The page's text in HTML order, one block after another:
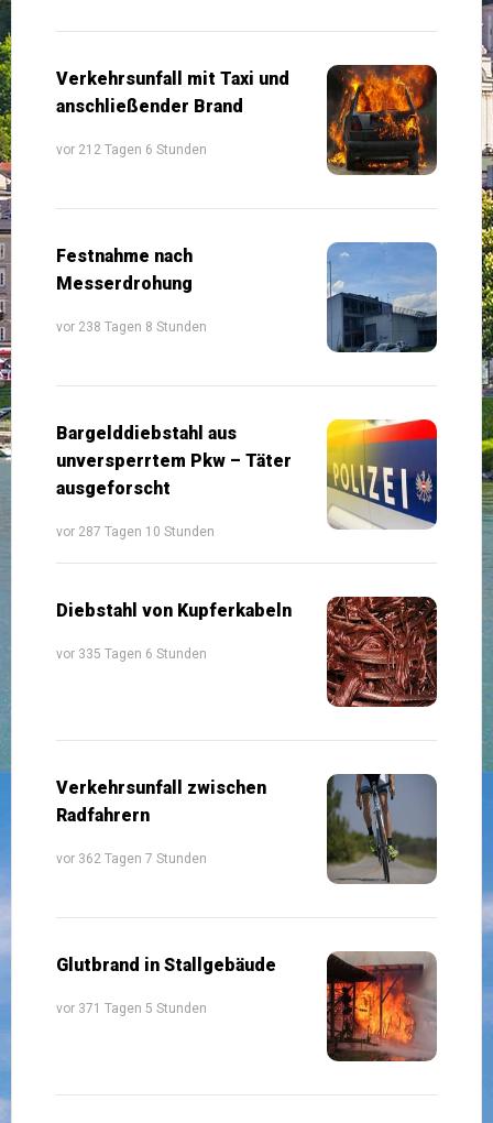
Verkehrsunfall mit Taxi und
anschließender Brand
vor 212 Tagen 6 Stunden
Festnahme nach
Messerdrohung
vor 238 Tagen 8 Stunden
Bargelddiebstahl aus
unversperrtem Pkw – Täter
ausgeforscht
vor 287 Tagen 10 Stunden
Diebstahl von Kupferkabeln
vor 335 Tagen 6 Stunden
Verkehrsunfall zwischen
Radfahrern
vor 362 Tagen 7 Stunden
Glutbrand in Stallgebäude
vor 371 Tagen 5 Stunden